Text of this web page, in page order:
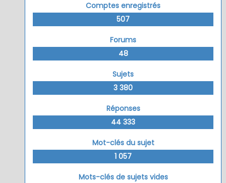
Comptes enregistrés
507
Forums
48
Sujets
3 380
Réponses
44 333
Mot-clés du sujet
1 057
Mots-clés de sujets vides